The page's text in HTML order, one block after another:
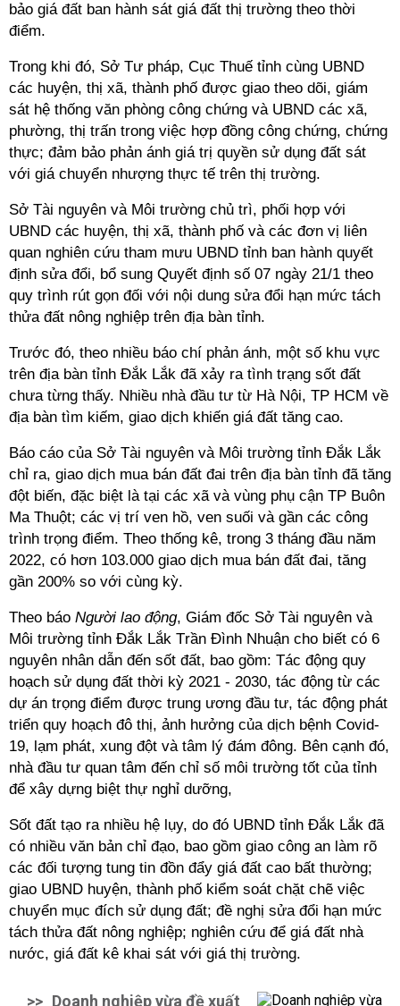
bảo giá đất ban hành sát giá đất thị trường theo thời
điểm.
Trong khi đó, Sở Tư pháp, Cục Thuế tỉnh cùng UBND
các huyện, thị xã, thành phố được giao theo dõi, giám
sát hệ thống văn phòng công chứng và UBND các xã,
phường, thị trấn trong việc hợp đồng công chứng, chứng
thực; đảm bảo phản ánh giá trị quyền sử dụng đất sát
với giá chuyển nhượng thực tế trên thị trường.
Sở Tài nguyên và Môi trường chủ trì, phối hợp với
UBND các huyện, thị xã, thành phố và các đơn vị liên
quan nghiên cứu tham mưu UBND tỉnh ban hành quyết
định sửa đổi, bổ sung Quyết định số 07 ngày 21/1 theo
quy trình rút gọn đối với nội dung sửa đổi hạn mức tách
thửa đất nông nghiệp trên địa bàn tỉnh.
Trước đó, theo nhiều báo chí phản ánh, một số khu vực
trên địa bàn tỉnh Đắk Lắk đã xảy ra tình trạng sốt đất
chưa từng thấy. Nhiều nhà đầu tư từ Hà Nội, TP HCM về
địa bàn tìm kiếm, giao dịch khiến giá đất tăng cao.
Báo cáo của Sở Tài nguyên và Môi trường tỉnh Đắk Lắk
chỉ ra, giao dịch mua bán đất đai trên địa bàn tỉnh đã tăng
đột biến, đặc biệt là tại các xã và vùng phụ cận TP Buôn
Ma Thuột; các vị trí ven hồ, ven suối và gần các công
trình trọng điểm. Theo thống kê, trong 3 tháng đầu năm
2022, có hơn 103.000 giao dịch mua bán đất đai, tăng
gần 200% so với cùng kỳ.
Theo báo Người lao động, Giám đốc Sở Tài nguyên và
Môi trường tỉnh Đắk Lắk Trần Đình Nhuận cho biết có 6
nguyên nhân dẫn đến sốt đất, bao gồm: Tác động quy
hoạch sử dụng đất thời kỳ 2021 - 2030, tác động từ các
dự án trọng điểm được trung ương đầu tư, tác động phát
triển quy hoạch đô thị, ảnh hưởng của dịch bệnh Covid-
19, lạm phát, xung đột và tâm lý đám đông. Bên cạnh đó,
nhà đầu tư quan tâm đến chỉ số môi trường tốt của tỉnh
để xây dựng biệt thự nghỉ dưỡng,
Sốt đất tạo ra nhiều hệ lụy, do đó UBND tỉnh Đắk Lắk đã
có nhiều văn bản chỉ đạo, bao gồm giao công an làm rõ
các đối tượng tung tin đồn đẩy giá đất cao bất thường;
giao UBND huyện, thành phố kiểm soát chặt chẽ việc
chuyển mục đích sử dụng đất; đề nghị sửa đổi hạn mức
tách thửa đất nông nghiệp; nghiên cứu để giá đất nhà
nước, giá đất kê khai sát với giá thị trường.
>> Doanh nghiệp vừa đề xuất